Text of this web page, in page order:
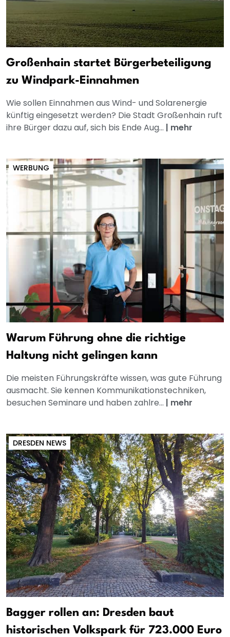
Großenhain startet Bürgerbeteiligung
zu Windpark-Einnahmen
Wie sollen Einnahmen aus Wind- und Solarenergie
künftig eingesetzt werden? Die Stadt Großenhain ruft
ihre Bürger dazu auf, sich bis Ende Aug... | mehr
WERBUNG
Warum Führung ohne die richtige
Haltung nicht gelingen kann
Die meisten Führungskräfte wissen, was gute Führung
ausmacht. Sie kennen Kommunikationstechniken,
besuchen Seminare und haben zahlre... | mehr
DRESDEN NEWS
Bagger rollen an: Dresden baut
historischen Volkspark für 723.000 Euro